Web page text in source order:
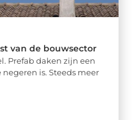
van de bouwsector
Prefab daken zijn een
is. Steeds meer